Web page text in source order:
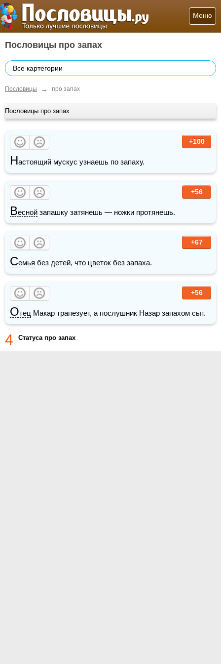
Меню
Пословицы про запах
Все картегории
Пословицы → про запах
Пословицы про запах
+100
Настоящий мускус узнаешь по запаху.
+56
Весной запашку затянешь — ножки протянешь.
+67
Семья без детей, что цветок без запаха.
+56
Отец Макар трапезует, а послушник Назар запахом сыт.
4 Статуса про запах